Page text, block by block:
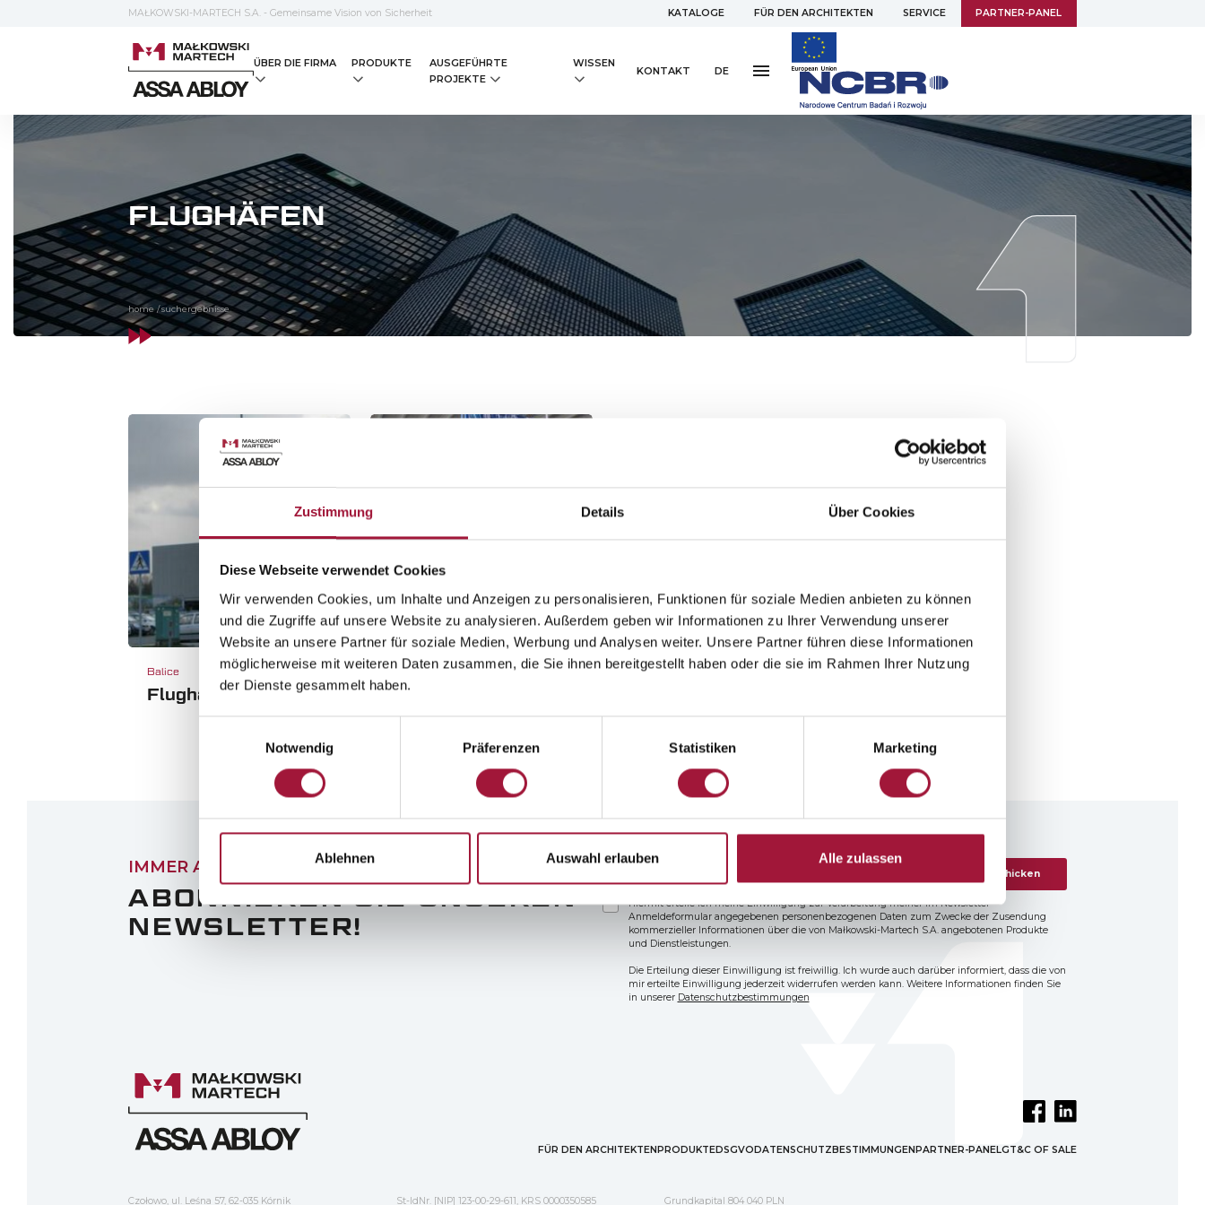
Zustimmung Details Über Cookies
Diese Webseite verwendet Cookies
Wir verwenden Cookies, um Inhalte und Anzeigen zu personalisieren, Funktionen für soziale Medien anbieten zu können
und die Zugriffe auf unsere Website zu analysieren. Außerdem geben wir Informationen zu Ihrer Verwendung unserer
Website an unsere Partner für soziale Medien, Werbung und Analysen weiter. Unsere Partner führen diese Informationen
möglicherweise mit weiteren Daten zusammen, die Sie ihnen bereitgestellt haben oder die sie im Rahmen Ihrer Nutzung
der Dienste gesammelt haben.
Notwendig
Präferenzen Statistiken Marketing
Ablehnen Auswahl erlauben Alle zulassen
MAŁKOWSKI-MARTECH S.A. - Gemeinsame Vision von Sicherheit KATALOGE FÜR DEN ARCHITEKTEN SERVICE PARTNER-PANEL
ÜBER DIE FIRMA PRODUKTE
AUSGEFÜHRTE
PROJEKTE
WISSEN
KONTAKT DE
FLUGHÄFEN
home / suchergebnisse
Balice
Flughafen Balice
Ławica
Ławica Flughafen
IMMER AUF DEM LAUFENDEN SEIN
ABONNIEREN SIE UNSEREN
NEWSLETTER!
Schicken
Hiermit erteile ich meine Einwilligung zur Verarbeitung meiner im Newsletter-
Anmeldeformular angegebenen personenbezogenen Daten zum Zwecke der Zusendung
kommerzieller Informationen über die von Małkowski-Martech S.A. angebotenen Produkte
und Dienstleistungen.
Die Erteilung dieser Einwilligung ist freiwillig. Ich wurde auch darüber informiert, dass die von
mir erteilte Einwilligung jederzeit widerrufen werden kann. Weitere Informationen finden Sie
in unserer Datenschutzbestimmungen
FÜR DEN ARCHITEKTENPRODUKTEDSGVODATENSCHUTZBESTIMMUNGENPARTNER-PANELGT&C OF SALE
Czołowo, ul. Leśna 57, 62-035 Kórnik St-IdNr. [NIP] 123-00-29-611, KRS 0000350585 Grundkapital 804 040 PLN